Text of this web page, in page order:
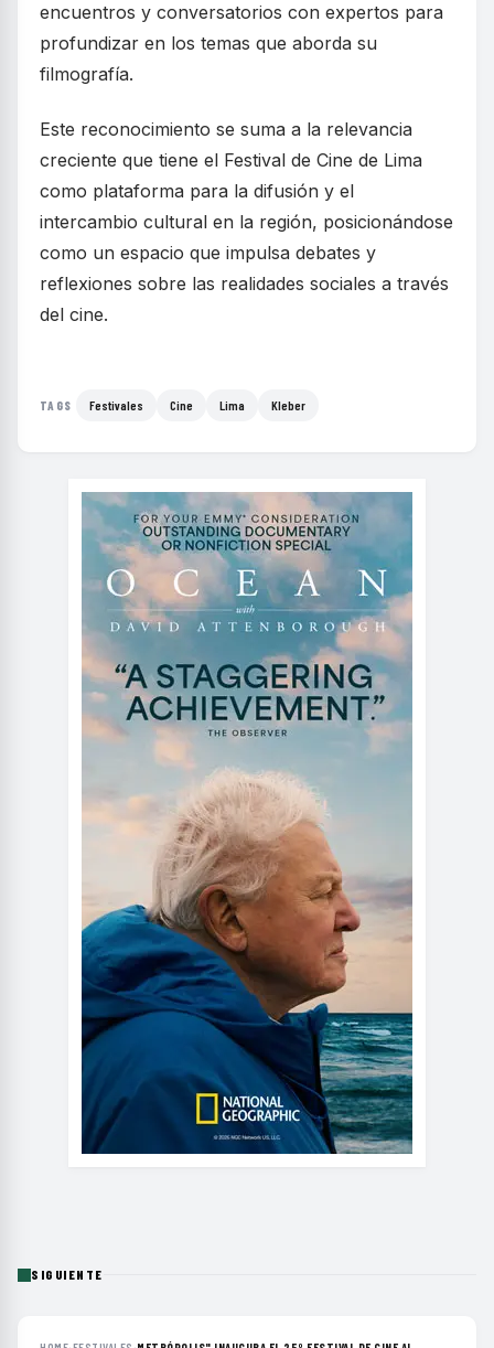
encuentros y conversatorios con expertos para
profundizar en los temas que aborda su
filmografía.
Este reconocimiento se suma a la relevancia
creciente que tiene el Festival de Cine de Lima
como plataforma para la difusión y el
intercambio cultural en la región, posicionándose
como un espacio que impulsa debates y
reflexiones sobre las realidades sociales a través
del cine.
TAGS Festivales Cine Lima Kleber
SIGUIENTE